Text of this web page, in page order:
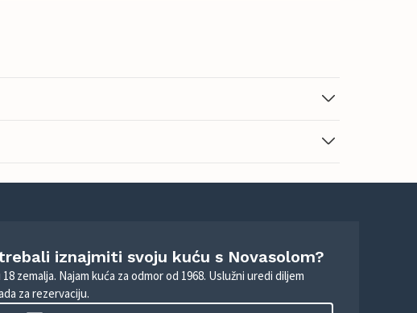
iznajmiti svoju kuću s Novasolom?
zemalja. Najam kuća za odmor od 1968. Uslužni uredi diljem
za rezervaciju.